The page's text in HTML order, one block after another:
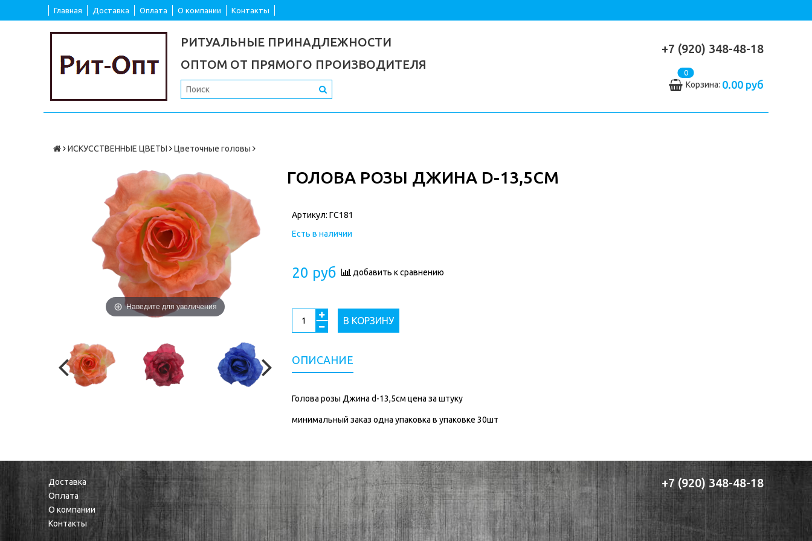
Главная Доставка Оплата О компании Контакты
РИТУАЛЬНЫЕ ПРИНАДЛЕЖНОСТИ
ОПТОМ ОТ ПРЯМОГО ПРОИЗВОДИТЕЛЯ
+7 (920) 348-48-18
0
Корзина: 0.00 руб
ИСКУССТВЕННЫЕ ЦВЕТЫ Цветочные головы
ГОЛОВА РОЗЫ ДЖИНА D-13,5СМ
Наведите для увеличения
Артикул: ГС181
Есть в наличии
20 руб добавить к сравнению
В КОРЗИНУ
ОПИСАНИЕ
Голова розы Джина d-13,5см цена за штуку
минимальный заказ одна упаковка в упаковке 30шт
Доставка
Оплата
О компании
Контакты
+7 (920) 348-48-18